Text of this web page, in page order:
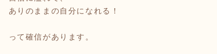
ありのままの自分になれる！
って確信があります。